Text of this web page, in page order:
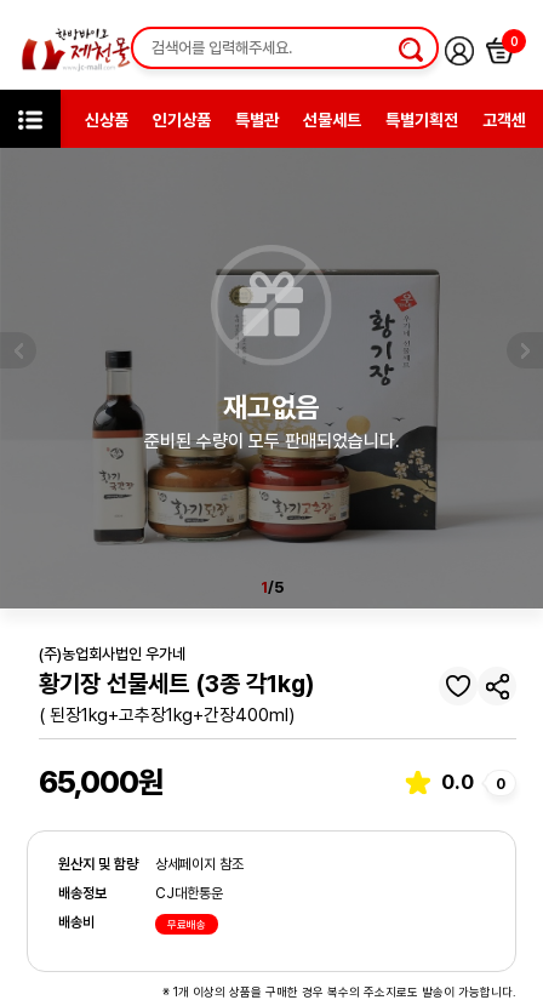
0
신상품 인기상품 특별관 선물세트 특별기획전 고객센터
재고없음
준비된 수량이 모두 판매되었습니다.
1/5
(주)농업회사법인 우가네
황기장 선물세트 (3종 각1kg)
( 된장1kg+고추장1kg+간장400ml)
65,000원 0.0 0
원산지 및 함량
상세페이지 참조
배송정보
CJ대한통운
배송비
무료배송
※ 1개 이상의 상품을 구매한 경우 복수의 주소지로도 발송이 가능합니다.